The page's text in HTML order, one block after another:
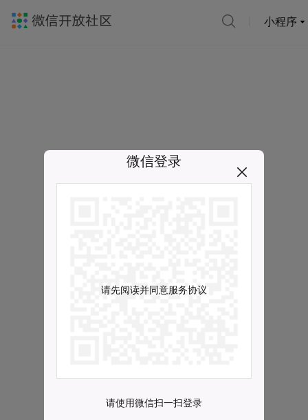
小程序
微信登录
请先阅读并同意服务协议
请使用微信扫一扫登录